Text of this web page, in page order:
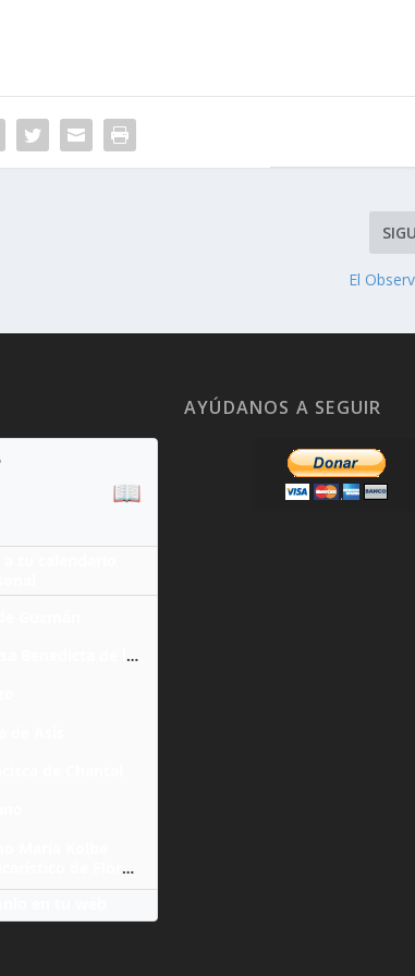
El
📖
tu calendario
Santa Teresa Benedicta de la Cruz
Milagro eucarístico de Florencia
AYÚDANOS A SEGUIR